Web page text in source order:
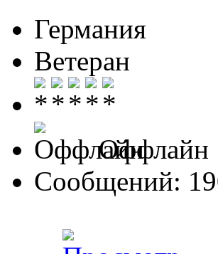
Германия
Ветеран
Оффлайн
Сообщений: